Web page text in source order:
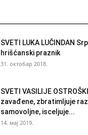
SVETI LUKA LUČINDAN
hrišćanski praznik
31. октобар 2018.
SVETI VASILIJE
zavađene, zbratimljuje
samovoljne, isceljuje...
14. мај 2019.